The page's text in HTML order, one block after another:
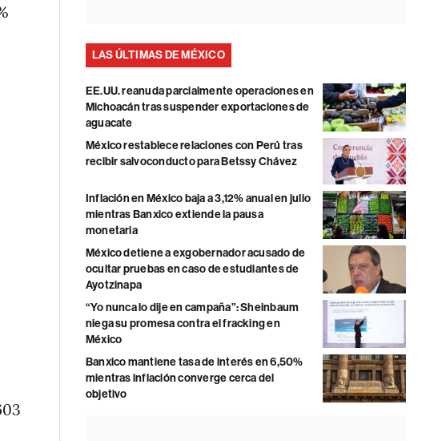
LAS ÚLTIMAS DE MÉXICO
EE.UU. reanuda parcialmente operaciones en
Michoacán tras suspender exportaciones de
aguacate
México restablece relaciones con Perú tras
recibir salvoconducto para Betssy Chávez
Inflación en México baja a 3,12% anual en julio
mientras Banxico extiende la pausa
monetaria
México detiene a exgobernador acusado de
ocultar pruebas en caso de estudiantes de
Ayotzinapa
“Yo nunca lo dije en campaña”: Sheinbaum
niega su promesa contra el fracking en
México
Banxico mantiene tasa de interés en 6,50%
mientras inflación converge cerca del
objetivo